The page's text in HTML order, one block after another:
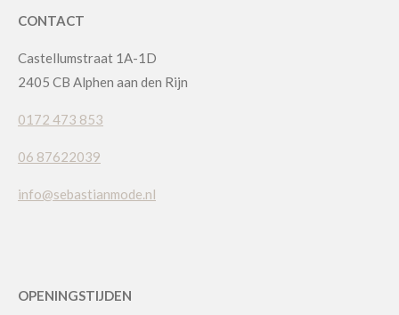
CONTACT
Castellumstraat 1A-1D
2405 CB Alphen aan den Rijn
0172 473 853
06 87622039
info@sebastianmode.nl
OPENINGSTIJDEN